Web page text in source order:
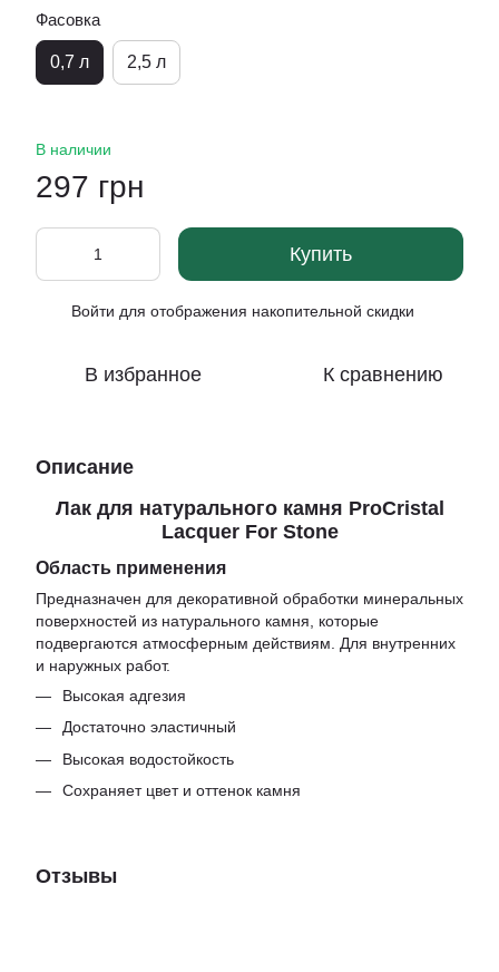
Фасовка
0,7 л 2,5 л
В наличии
297 грн
Купить
Войти для отображения накопительной скидки
В избранное К сравнению
Описание
Лак для натурального камня ProCristal
Lacquer For Stone
Область применения
Предназначен для декоративной обработки минеральных
поверхностей из натурального камня, которые
подвергаются атмосферным действиям. Для внутренних
и наружных работ.
Высокая адгезия
Достаточно эластичный
Высокая водостойкость
Сохраняет цвет и оттенок камня
Отзывы